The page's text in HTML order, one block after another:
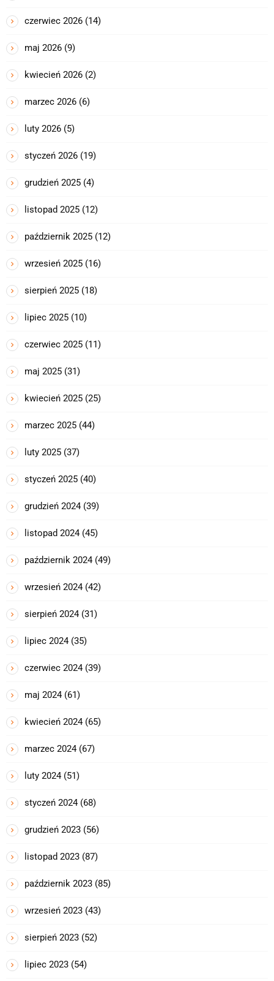
czerwiec 2026 (14)
maj 2026 (9)
kwiecień 2026 (2)
marzec 2026 (6)
luty 2026 (5)
styczeń 2026 (19)
grudzień 2025 (4)
listopad 2025 (12)
październik 2025 (12)
wrzesień 2025 (16)
sierpień 2025 (18)
lipiec 2025 (10)
czerwiec 2025 (11)
maj 2025 (31)
kwiecień 2025 (25)
marzec 2025 (44)
luty 2025 (37)
styczeń 2025 (40)
grudzień 2024 (39)
listopad 2024 (45)
październik 2024 (49)
wrzesień 2024 (42)
sierpień 2024 (31)
lipiec 2024 (35)
czerwiec 2024 (39)
maj 2024 (61)
kwiecień 2024 (65)
marzec 2024 (67)
luty 2024 (51)
styczeń 2024 (68)
grudzień 2023 (56)
listopad 2023 (87)
październik 2023 (85)
wrzesień 2023 (43)
sierpień 2023 (52)
lipiec 2023 (54)